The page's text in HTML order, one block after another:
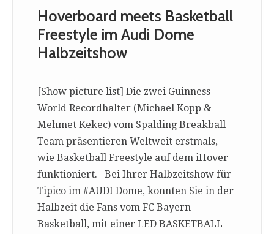
Hoverboard meets Basketball
Freestyle im Audi Dome
Halbzeitshow
[Show picture list] Die zwei Guinness
World Recordhalter (Michael Kopp &
Mehmet Kekec) vom Spalding Breakball
Team präsentieren Weltweit erstmals,
wie Basketball Freestyle auf dem iHover
funktioniert. Bei Ihrer Halbzeitshow für
Tipico im #AUDI Dome, konnten Sie in der
Halbzeit die Fans vom FC Bayern
Basketball, mit einer LED BASKETBALL